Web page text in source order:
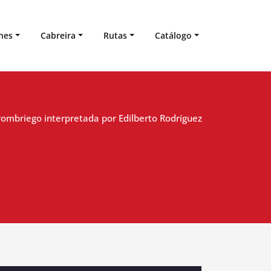
Cabreira Rutas Catálogo
interpretada por Edilberto Rodríguez